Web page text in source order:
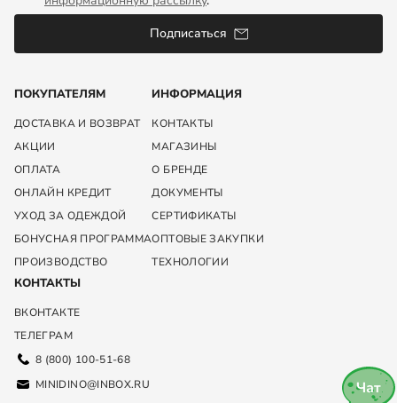
ПОКУПАТЕЛЯМ
ДОСТАВКА И ВОЗВРАТ
АКЦИИ
ОПЛАТА
ОНЛАЙН КРЕДИТ
УХОД ЗА ОДЕЖДОЙ
БОНУСНАЯ ПРОГРАММА
ПРОИЗВОДСТВО
ИНФОРМАЦИЯ
КОНТАКТЫ
МАГАЗИНЫ
О БРЕНДЕ
ДОКУМЕНТЫ
СЕРТИФИКАТЫ
ОПТОВЫЕ ЗАКУПКИ
ТЕХНОЛОГИИ
КОНТАКТЫ
ВКОНТАКТЕ
ТЕЛЕГРАМ
8 (800) 100-51-68
MINIDINO@INBOX.RU
Подписаться
Чат